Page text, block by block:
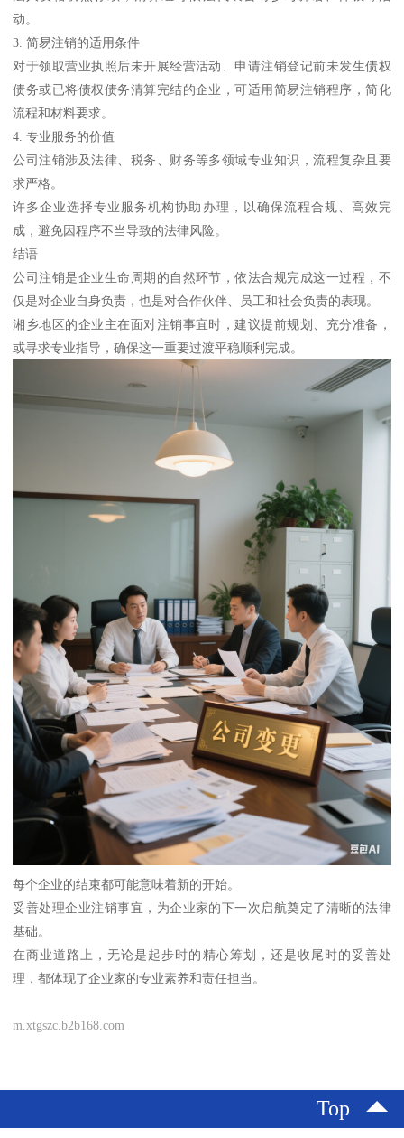
动。
3. 简易注销的适用条件
对于领取营业执照后未开展经营活动、申请注销登记前未发生债权
债务或已将债权债务清算完结的企业，可适用简易注销程序，简化
流程和材料要求。
4. 专业服务的价值
公司注销涉及法律、税务、财务等多领域专业知识，流程复杂且要
求严格。
许多企业选择专业服务机构协助办理，以确保流程合规、高效完
成，避免因程序不当导致的法律风险。
结语
公司注销是企业生命周期的自然环节，依法合规完成这一过程，不
仅是对企业自身负责，也是对合作伙伴、员工和社会负责的表现。
湘乡地区的企业主在面对注销事宜时，建议提前规划、充分准备，
或寻求专业指导，确保这一重要过渡平稳顺利完成。
每个企业的结束都可能意味着新的开始。
妥善处理企业注销事宜，为企业家的下一次启航奠定了清晰的法律
基础。
在商业道路上，无论是起步时的精心筹划，还是收尾时的妥善处
理，都体现了企业家的专业素养和责任担当。
m.xtgszc.b2b168.com
Top